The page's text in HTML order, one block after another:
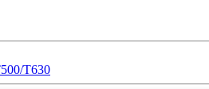
T630